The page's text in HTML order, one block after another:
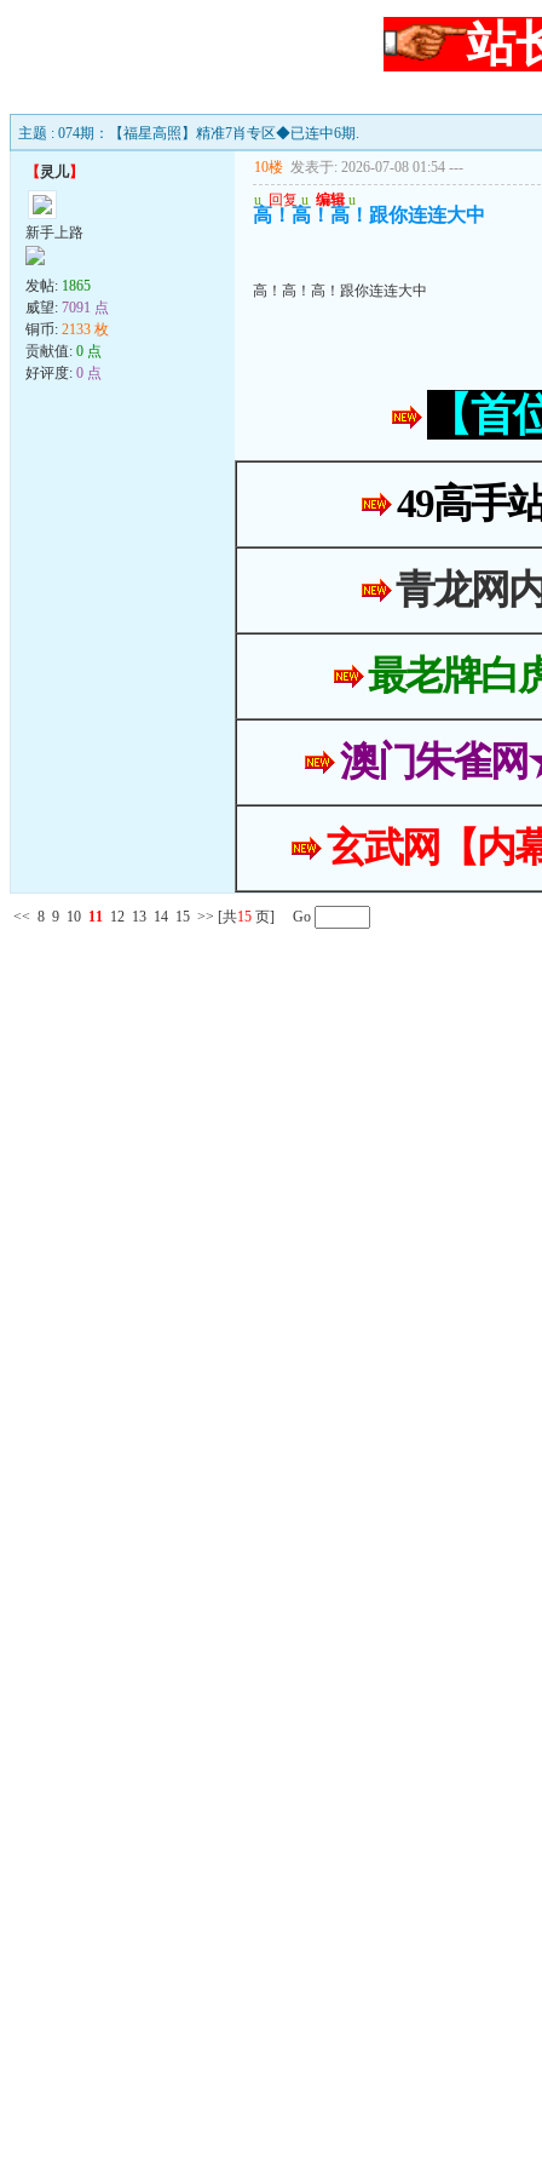
站
主题 : 074期：【福星高照】精准7肖专区◆已连中6期.
【灵儿】
新手上路
发帖: 1865
威望: 7091 点
铜币: 2133 枚
贡献值: 0 点
好评度: 0 点
10楼 发表于: 2026-07-08 01:54 ---
u 回复 u 编辑 u
高！高！高！跟你连连大中
高！高！高！跟你连连大中
【
49高手
青龙网
最老牌白
澳门朱雀
玄武网【内
<< 8 9 10 11 12 13 14 15 >> [共15 页] Go